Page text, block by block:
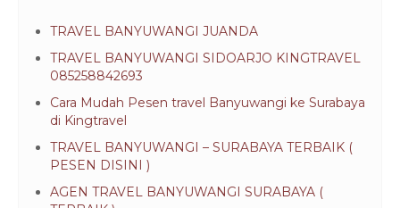
TRAVEL BANYUWANGI JUANDA
TRAVEL BANYUWANGI SIDOARJO KINGTRAVEL
085258842693
Cara Mudah Pesen travel Banyuwangi ke Surabaya
di Kingtravel
TRAVEL BANYUWANGI – SURABAYA TERBAIK (
PESEN DISINI )
AGEN TRAVEL BANYUWANGI SURABAYA (